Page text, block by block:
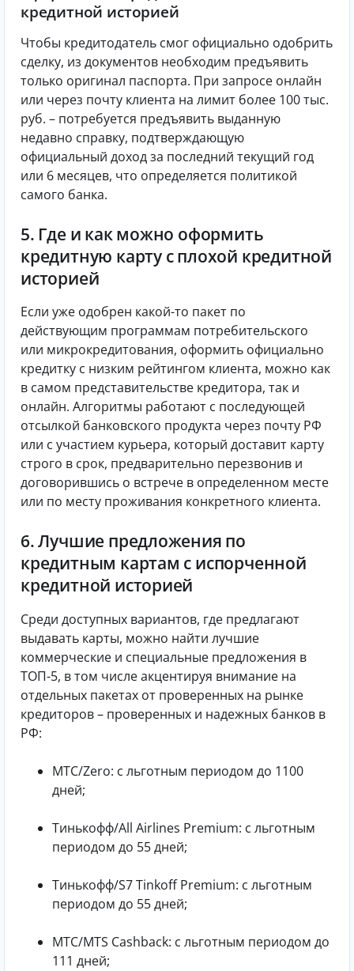
кредитной историей
Чтобы кредитодатель смог официально одобрить
сделку, из документов необходим предъявить
только оригинал паспорта. При запросе онлайн
или через почту клиента на лимит более 100 тыс.
руб. – потребуется предъявить выданную
недавно справку, подтверждающую
официальный доход за последний текущий год
или 6 месяцев, что определяется политикой
самого банка.
5. Где и как можно оформить
кредитную карту с плохой кредитной
историей
Если уже одобрен какой-то пакет по
действующим программам потребительского
или микрокредитования, оформить официально
кредитку с низким рейтингом клиента, можно как
в самом представительстве кредитора, так и
онлайн. Алгоритмы работают с последующей
отсылкой банковского продукта через почту РФ
или с участием курьера, который доставит карту
строго в срок, предварительно перезвонив и
договорившись о встрече в определенном месте
или по месту проживания конкретного клиента.
6. Лучшие предложения по
кредитным картам с испорченной
кредитной историей
Среди доступных вариантов, где предлагают
выдавать карты, можно найти лучшие
коммерческие и специальные предложения в
ТОП-5, в том числе акцентируя внимание на
отдельных пакетах от проверенных на рынке
кредиторов – проверенных и надежных банков в
РФ:
МТС/Zero: с льготным периодом до 1100
дней;
Тинькофф/All Airlines Premium: с льготным
периодом до 55 дней;
Тинькофф/S7 Tinkoff Premium: с льготным
периодом до 55 дней;
МТС/МТS Cashback: с льготным периодом до
111 дней;